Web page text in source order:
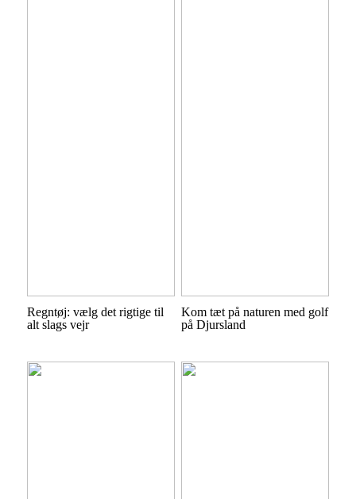
Regntøj: vælg det rigtige til
alt slags vejr
Kom tæt på naturen med golf
på Djursland